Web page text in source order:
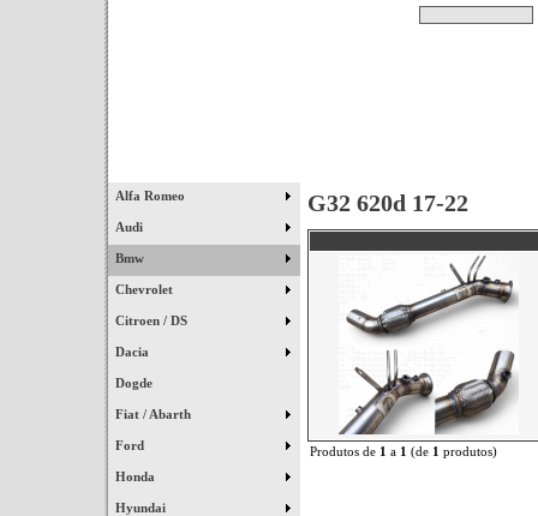
Alfa Romeo
Audi
Bmw
Chevrolet
Citroen / DS
Dacia
Dogde
Fiat / Abarth
Ford
Honda
Hyundai
G32 620d 17-22
Produtos de 1 a 1 (de 1 produtos)